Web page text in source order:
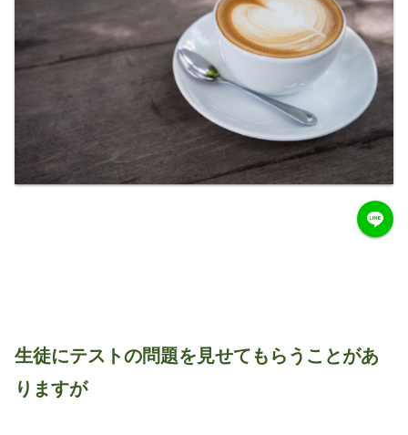
生徒にテストの問題を見せてもらうことがあ
りますが